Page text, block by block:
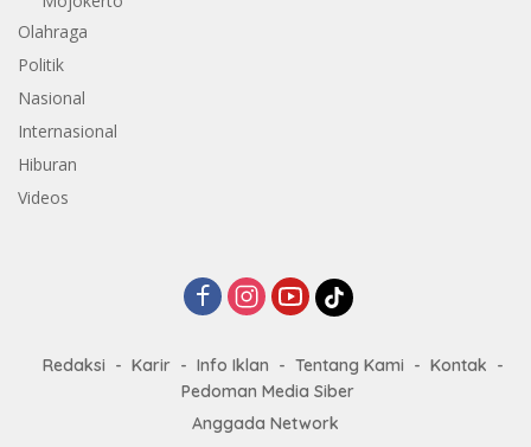
Olahraga
Politik
Nasional
Internasional
Hiburan
Videos
Redaksi Karir Info Iklan Tentang Kami
Kontak
Pedoman Media Siber
Anggada Network